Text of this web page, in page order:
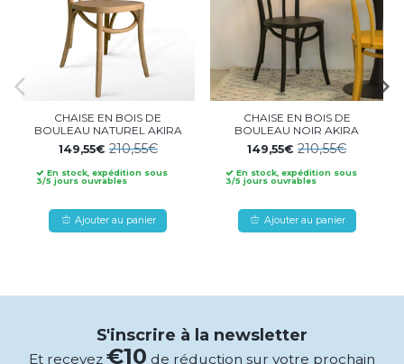
CHAISE EN BOIS DE
BOULEAU NATUREL AKIRA
149,55€210,55€
En stock, expédition sous
3/5 jours ouvrables
Ajouter au panier
CHAISE EN BOIS DE
BOULEAU NOIR AKIRA
149,55€210,55€
En stock, expédition sous
3/5 jours ouvrables
Ajouter au panier
S'inscrire à la newsletter
Et recevez €10 de réduction sur votre prochain